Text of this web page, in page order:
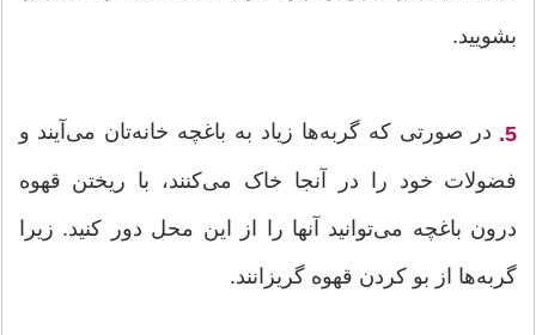
بشویید.
5. در صورتی که گربه‌ها زیاد به باغچه خانه‌تان می‌آیند و
فضولات خود را در آنجا خاک می‌کنند، با ریختن قهوه
درون باغچه می‌توانید آنها را از این محل دور کنید. زیرا
گربه‌ها از بو کردن قهوه گریزانند.